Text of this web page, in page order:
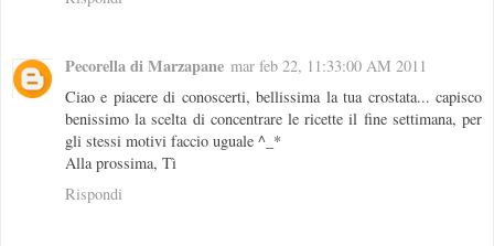
Pecorella di Marzapane mar feb 22, 11:33:00 AM 2011
Ciao e piacere di conoscerti, bellissima la tua crostata... capisco
benissimo la scelta di concentrare le ricette il fine settimana, per
gli stessi motivi faccio uguale ^_*
Alla prossima, Tì
Rispondi